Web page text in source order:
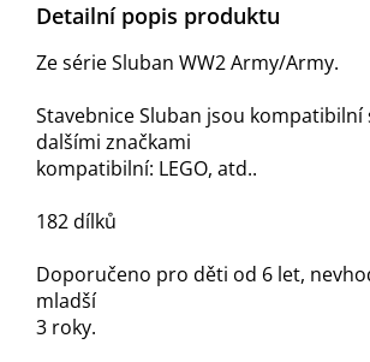
Detailní popis produktu
Ze série Sluban WW2 Army/Army.
Stavebnice Sluban jsou kompatibilní
dalšími značkami
kompatibilní: LEGO, atd..
182 dílků
Doporučeno pro děti od 6 let,
mladší
3 roky.